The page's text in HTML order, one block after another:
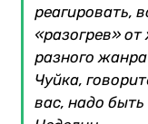
реагировать,
«разогрев»
разного
Чуйка,
вас, надо